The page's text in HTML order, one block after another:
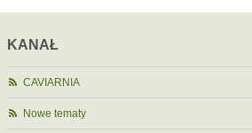
KANAŁ
CAVIARNIA
Nowe tematy